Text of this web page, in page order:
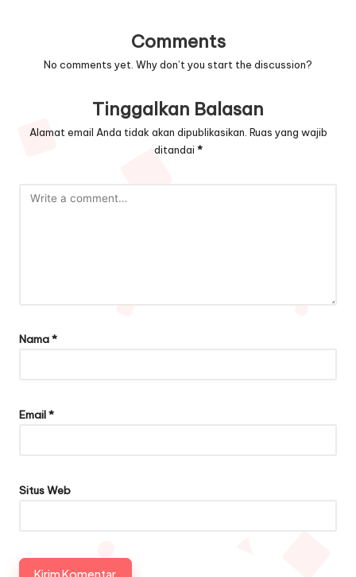
Comments
No comments yet. Why don’t you start the discussion?
Tinggalkan Balasan
Alamat email Anda tidak akan dipublikasikan. Ruas yang wajib
ditandai *
Nama*
Email*
Situs Web